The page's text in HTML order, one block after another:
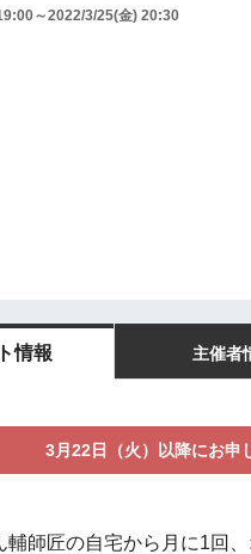
～2022/3/25(金) 20:30
情報 主催者
3月22日（火）以降にお申
輔師匠の自宅から月に1回